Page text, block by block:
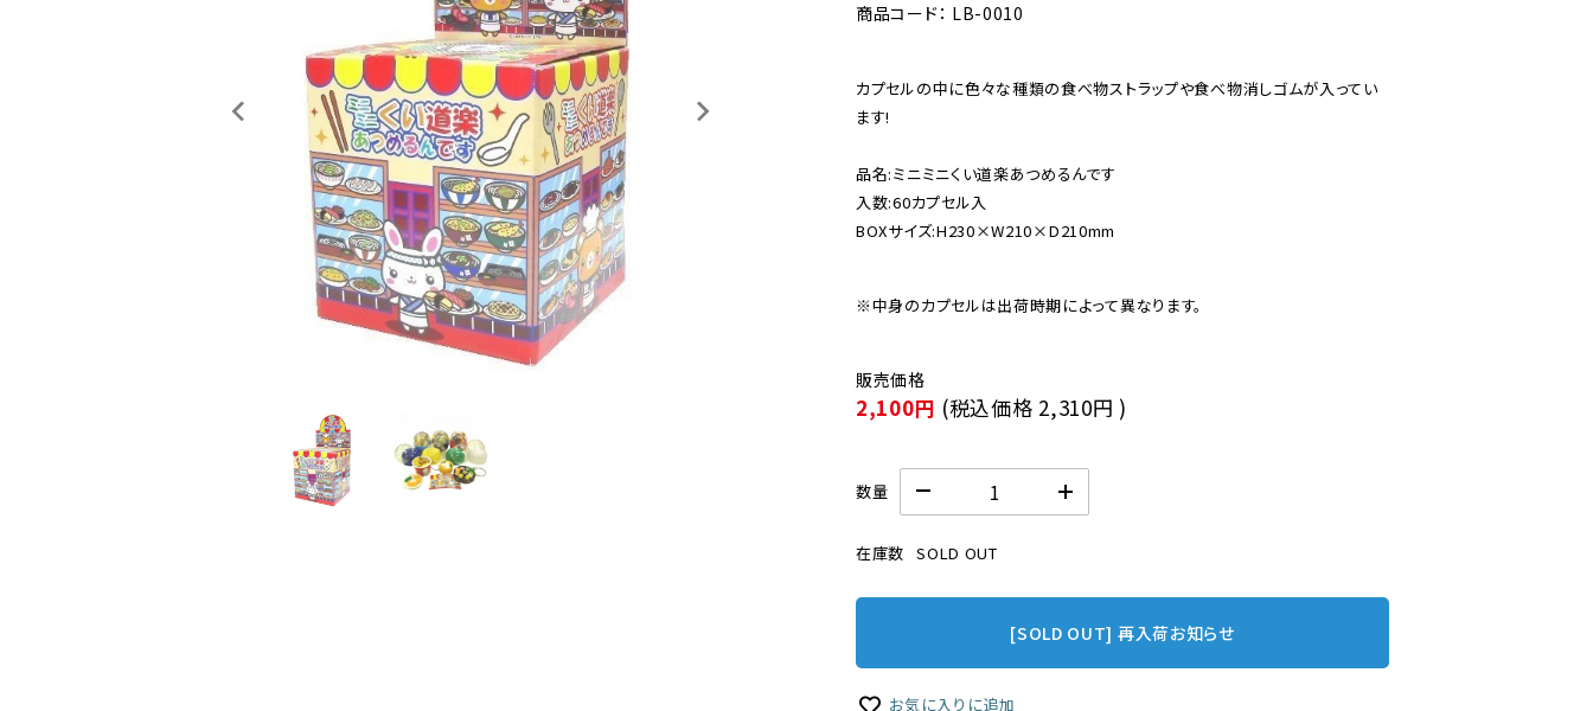
商品コード： LB-0010
カプセルの中に色々な種類の食べ物ストラップや食べ物消しゴムが入ってい
ます!
品名:ミニミニくい道楽あつめるんです
入数:60カプセル入
BOXサイズ:H230×W210×D210mm
※中身のカプセルは出荷時期によって異なります。
2,100円 (税込価格 2,310円 )
数量
在庫数 SOLD OUT
[SOLD OUT] 再入荷お知らせ
お気に入りに追加